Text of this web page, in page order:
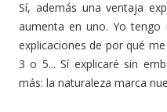
Sí, además una ventaja
aumenta en uno. Yo
explicaciones de por qué
3 o 5... Sí explicaré sin
más: la naturaleza marca